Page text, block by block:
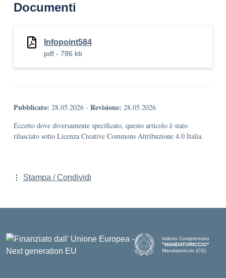
Documenti
Infopoint584
pdf - 786 kb
Pubblicato: 28.05.2026 - Revisione: 28.05.2026
Eccetto dove diversamente specificato, questo articolo è stato
rilasciato sotto Licenza Creative Commons Attribuzione 4.0 Italia.
Stampa / Condividi
Istituto Comprensivo
"MANDATORICCIO"
Mandatoriccio (CS)